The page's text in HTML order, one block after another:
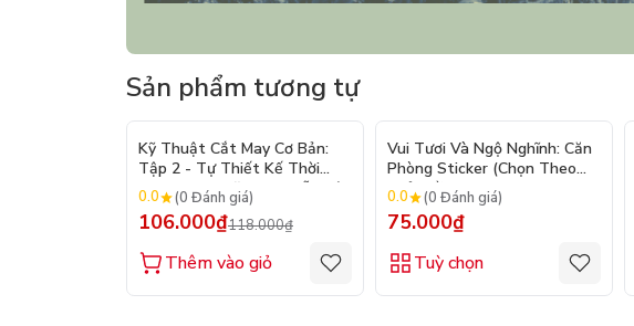
Sản phẩm tương tự
- 10%
Kỹ Thuật Cắt May Cơ Bản:
Tập 2 - Tự Thiết Kế Thời
Trang Nam Nữ - Tạo Mẫu Rập
- Kỹ Thuật Nhảy Size
0.0 (0 Đánh giá)
106.000₫118.000₫
Thêm vào giỏ
Vui Tươi Và Ngộ Nghĩnh: Căn
Phòng Sticker (Chọn Theo
Chủ Đề) - Hơn 250 Sticker
0.0 (0 Đánh giá)
75.000₫
Tuỳ chọn